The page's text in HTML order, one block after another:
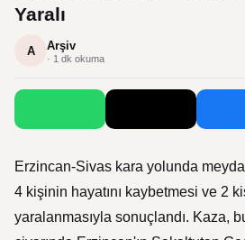
Yaralı
A Arşiv
· 1 dk okuma
Erzincan-Sivas kara yolunda
4 kişinin hayatını kaybetmesi ve 2
yaralanmasıyla sonuçlandı. Kaza,